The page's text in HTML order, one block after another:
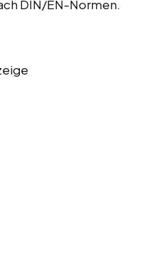
DIN/EN-Normen.